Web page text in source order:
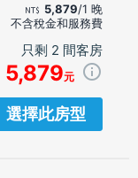
5,879/1 晚
不含稅金和服務費
只剩 2 間客房
5,879元
選擇此房型